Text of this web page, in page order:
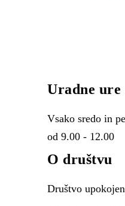
Uradne ure
Vsako sredo in
od 9.00 - 12.00
O društvu
Društvo